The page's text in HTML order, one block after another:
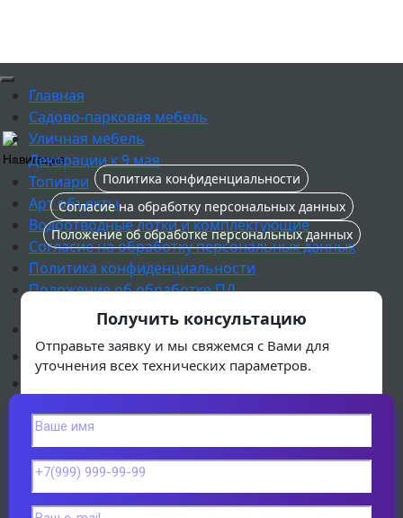
Навигация
Главная
Садово-парковая мебель
Уличная мебель
Декорации к 9 мая
Топиари
Арт объекты
Водоотводные лотки и комплектующие
Согласие на обработку персональных данных
Политика конфиденциальности
Положение об обработке ПД
Наши проекты
Почему мы
Реализованные проекты
Остановочный павильон "Классика"
Остановочный павильон "Прованс"
Остановочный павильон "Хайтек"
Получить консультацию
Получить консультацию
Отправьте заявку и мы свяжемся с Вами для
уточнения всех технических параметров.
Политика конфиденциальности
Согласие на обработку персональных данных
Положение об обработке персональных данных